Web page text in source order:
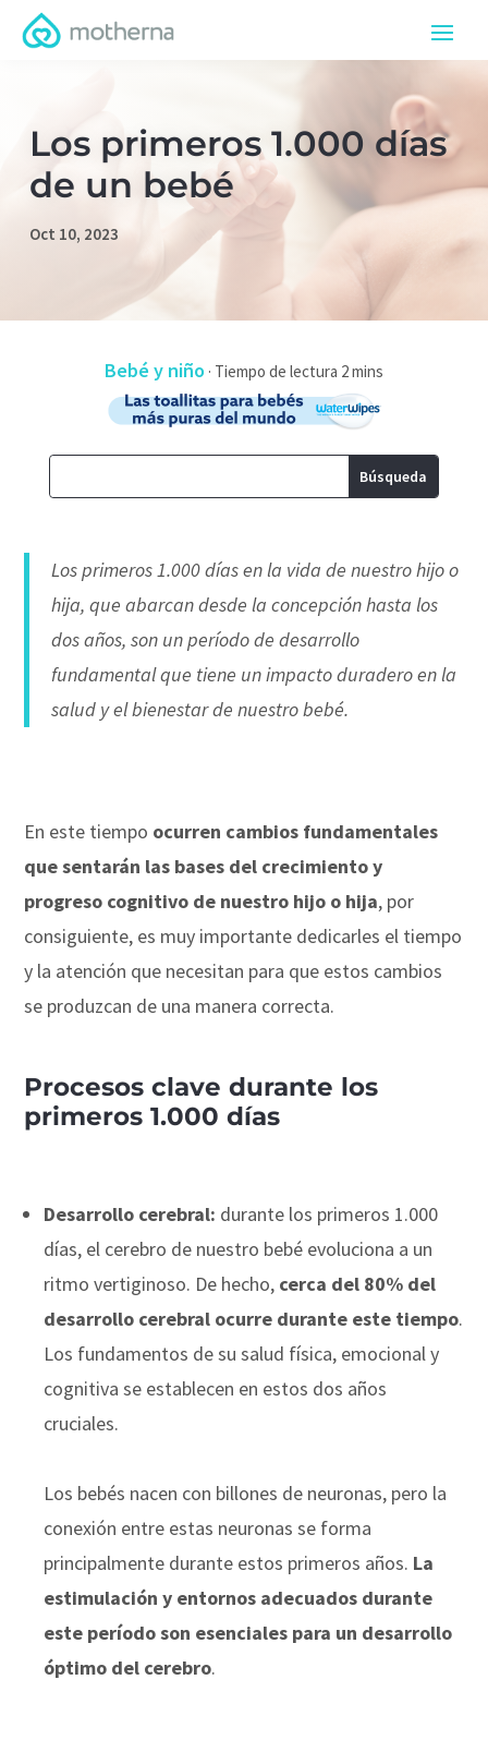
Los primeros 1.000 días
de un bebé
Oct 10, 2023
Bebé y niño ·
Los primeros 1.000 días en la vida de nuestro hijo o
hija, que abarcan desde la concepción hasta los
dos años, son un período de desarrollo
fundamental que tiene un impacto duradero en la
salud y el bienestar de nuestro bebé.
En este tiempo ocurren cambios fundamentales
que sentarán las bases del crecimiento y
progreso cognitivo de nuestro hijo o hija, por
consiguiente, es muy importante dedicarles el tiempo
y la atención que necesitan para que estos cambios
se produzcan de una manera correcta.
Procesos clave durante los
primeros 1.000 días
Desarrollo cerebral: durante los primeros 1.000
días, el cerebro de nuestro bebé evoluciona a un
ritmo vertiginoso. De hecho, cerca del 80% del
desarrollo cerebral ocurre durante este tiempo.
Los fundamentos de su salud física, emocional y
cognitiva se establecen en estos dos años
cruciales.
Los bebés nacen con billones de neuronas, pero la
conexión entre estas neuronas se forma
principalmente durante estos primeros años. La
estimulación y entornos adecuados durante
este período son esenciales para un desarrollo
óptimo del cerebro.